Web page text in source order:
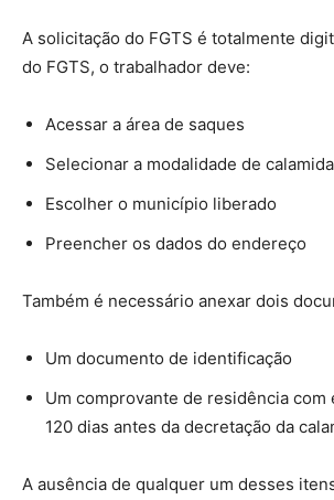
A solicitação do FGTS é totalmente
do FGTS, o trabalhador deve:
Acessar a área de saques
Selecionar a modalidade de
Escolher o município liberado
Preencher os dados do endereço
Também é necessário anexar dois
Um documento de identificação
Um comprovante de residência com
120 dias antes da decretação da
A ausência de qualquer um desses